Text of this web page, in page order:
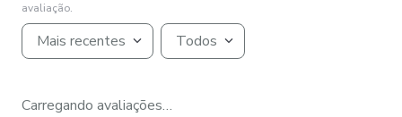
avaliação.
Mais recentes Todos
Carregando avaliações…